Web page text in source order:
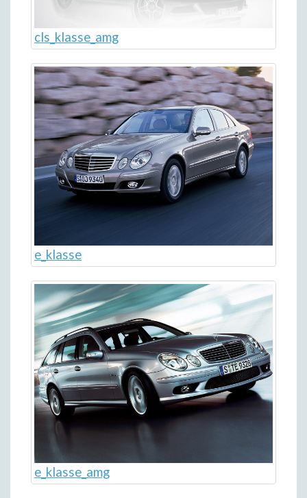
cls_klasse_amg
e_klasse
e_klasse_amg